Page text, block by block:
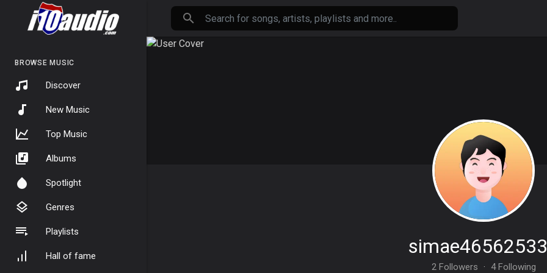
BROWSE MUSIC
Discover
New Music
Top Music
Albums
Spotlight
Genres
Playlists
Hall of fame
2 Followers · 4 Following